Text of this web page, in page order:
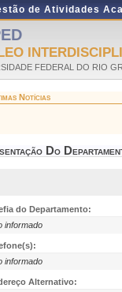
de Atividades
FEDERAL DO RIO
Notícias
Do
do Departamento:
informado
informado
Alternativo: